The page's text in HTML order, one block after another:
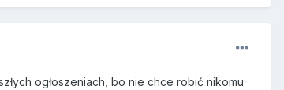
ogłoszeniach, bo nie chce robić nikomu